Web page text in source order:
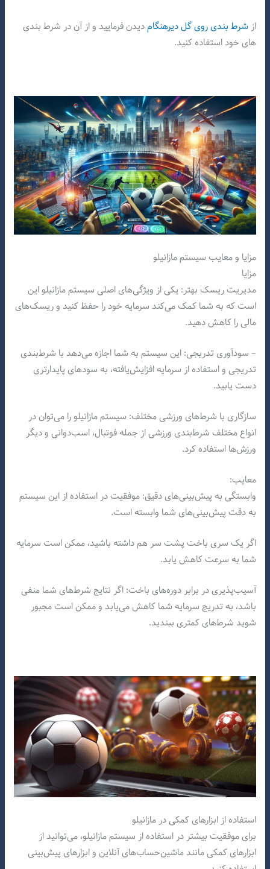
از شرط بندی روی گل دیرهنگامدیدن فرمایید و از آن در شرط بندی
های خود استفاده کنید.
مزایا و معایب سیستم مازانیلو
مزایا
مدیریت ریسک بهتر: یکی از ویژگی‌های اصلی سیستم مازانیلو این
است که به شما کمک می‌کند سرمایه خود را حفظ کنید و ریسک‌های
مالی را کاهش دهید.
– سودآوری تدریجی: این سیستم به شما اجازه می‌دهد با شرط‌بندی
تدریجی و استفاده از سرمایه افزایش‌یافته، به سودهای پایدارتری
دست یابید.
سازگاری با شرط‌های ورزشی مختلف: سیستم مازانیلو را می‌توان در
انواع مختلف شرط‌بندی ورزشی از جمله فوتبال، اسب‌دوانی و دیگر
ورزش‌ها استفاده کرد.
معایب:
وابستگی به پیش‌بینی‌های دقیق: موفقیت در استفاده از این سیستم
به دقت پیش‌بینی‌های شما وابسته است.
اگر یک سری باخت پشت سر هم داشته باشید، ممکن است سرمایه
شما به سرعت کاهش یابد.
آسیب‌پذیری در برابر دوره‌های باخت: اگر نتایج شرط‌های شما منفی
باشد، به تدریج سرمایه شما کاهش می‌یابد و ممکن است مجبور
شوید شرط‌های کمتری ببندید.
استفاده از ابزارهای کمکی در مازانیلو
برای موفقیت بیشتر در استفاده از سیستم مازانیلو، می‌توانید از
ابزارهای کمکی مانند ماشین‌حساب‌های آنلاین و ابزارهای پیش‌بینی